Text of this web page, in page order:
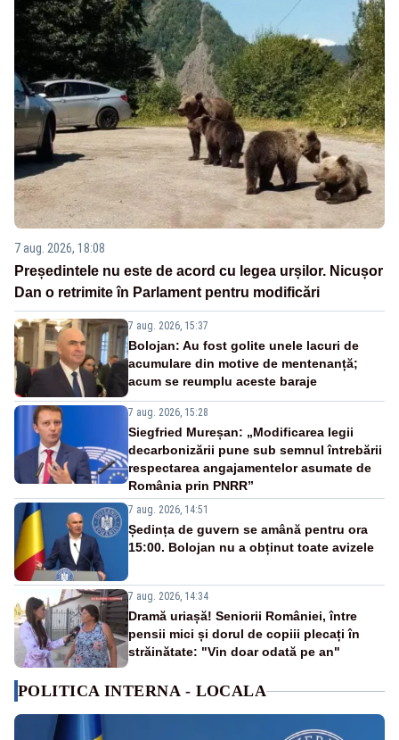
7 aug. 2026, 18:08
Președintele nu este de acord cu legea urșilor. Nicușor
Dan o retrimite în Parlament pentru modificări
7 aug. 2026, 15:37
Bolojan: Au fost golite unele lacuri de
acumulare din motive de mentenanță;
acum se reumplu aceste baraje
7 aug. 2026, 15:28
Siegfried Mureșan: „Modificarea legii
decarbonizării pune sub semnul întrebării
respectarea angajamentelor asumate de
România prin PNRR”
7 aug. 2026, 14:51
Ședința de guvern se amână pentru ora
15:00. Bolojan nu a obținut toate avizele
7 aug. 2026, 14:34
Dramă uriașă! Seniorii României, între
pensii mici și dorul de copiii plecați în
străinătate: "Vin doar odată pe an"
POLITICA INTERNA - LOCALA